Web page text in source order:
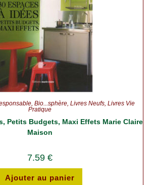
, Bio...sphère, Livres Neufs, Livres Vie
Pratique
Petits Budgets, Maxi Effets Marie Claire
Maison
7.59 €
Ajouter au panier